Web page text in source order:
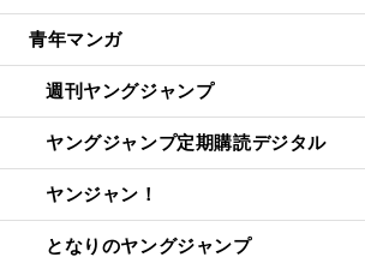
青年マンガ
週刊ヤングジャンプ
ヤングジャンプ定期購読デジタル
ヤンジャン！
となりのヤングジャンプ